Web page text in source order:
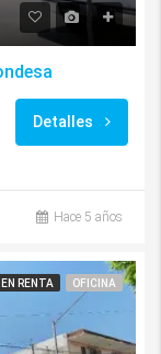
Detalles
Hace 5 años
EN RENTA OFICINA